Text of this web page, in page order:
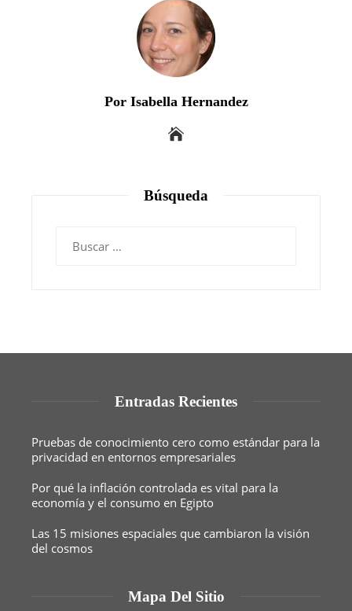
Por Isabella Hernandez
Búsqueda
Entradas Recientes
Pruebas de conocimiento cero como estándar para la
privacidad en entornos empresariales
Por qué la inflación controlada es vital para la
economía y el consumo en Egipto
Las 15 misiones espaciales que cambiaron la visión
del cosmos
Mapa Del Sitio